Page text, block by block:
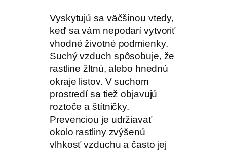
Vyskytujú sa väčšinou vtedy,
keď sa vám nepodarí vytvoriť
vhodné životné podmienky.
Suchý vzduch spôsobuje, že
rastline žltnú, alebo hnednú
okraje listov. V suchom
prostredí sa tiež objavujú
roztoče a štítničky.
Prevenciou je udržiavať
okolo rastliny zvýšenú
vlhkosť vzduchu a často jej